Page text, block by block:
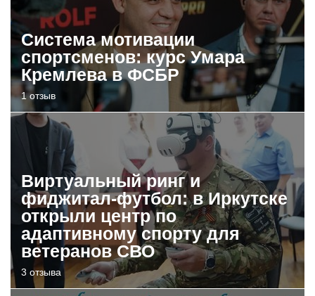
Система мотивации
спортсменов: курс Умара
Кремлева в ФСБР
1 отзыв
Виртуальный ринг и
фиджитал-футбол: в Иркутске
открыли центр по
адаптивному спорту для
ветеранов СВО
3 отзыва